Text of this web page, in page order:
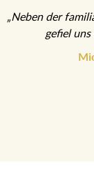
„Neben der
gefiel uns